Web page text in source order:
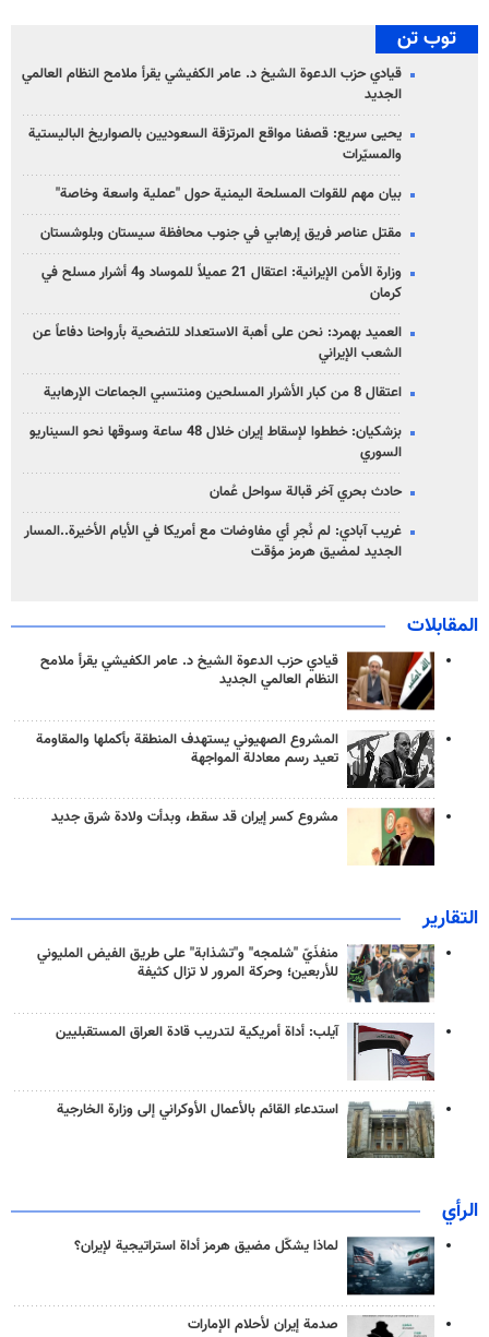
توب تن
قيادي حزب الدعوة الشيخ د. عامر الكفيشي يقرأ ملامح النظام العالمي
الجديد
يحيى سريع: قصفنا مواقع المرتزقة السعوديين بالصواريخ الباليستية
والمسيّرات
بيان مهم للقوات المسلحة اليمنية حول "عملية واسعة وخاصة"
مقتل عناصر فريق إرهابي في جنوب محافظة سيستان وبلوشستان
وزارة الأمن الإيرانية: اعتقال 21 عميلاً للموساد و4 أشرار مسلح في
كرمان
العميد بهمرد: نحن على أهبة الاستعداد للتضحية بأرواحنا دفاعاً عن
الشعب الإيراني
اعتقال 8 من كبار الأشرار المسلحين ومنتسبي الجماعات الإرهابية
بزشكيان: خططوا لإسقاط إيران خلال 48 ساعة وسوقها نحو السيناريو
السوري
حادث بحري آخر قبالة سواحل عُمان
غريب آبادي: لم نُجرِ أي مفاوضات مع أمريكا في الأيام الأخيرة..المسار
الجديد لمضيق هرمز مؤقت
المقابلات
قيادي حزب الدعوة الشيخ د. عامر الكفيشي يقرأ ملامح
النظام العالمي الجديد
المشروع الصهيوني يستهدف المنطقة بأكملها والمقاومة
تعيد رسم معادلة المواجهة
مشروع كسر إيران قد سقط، وبدأت ولادة شرق جديد
التقارير
منفذَيّ "شلمجه" و"تشذابة" على طريق الفيض المليوني
للأربعين؛ وحركة المرور لا تزال كثيفة
آيلب: أداة أمريكية لتدريب قادة العراق المستقبليين
استدعاء القائم بالأعمال الأوكراني إلى وزارة الخارجية
الرأي
لماذا يشكّل مضيق هرمز أداة استراتيجية لإيران؟
صدمة إيران لأحلام الإمارات